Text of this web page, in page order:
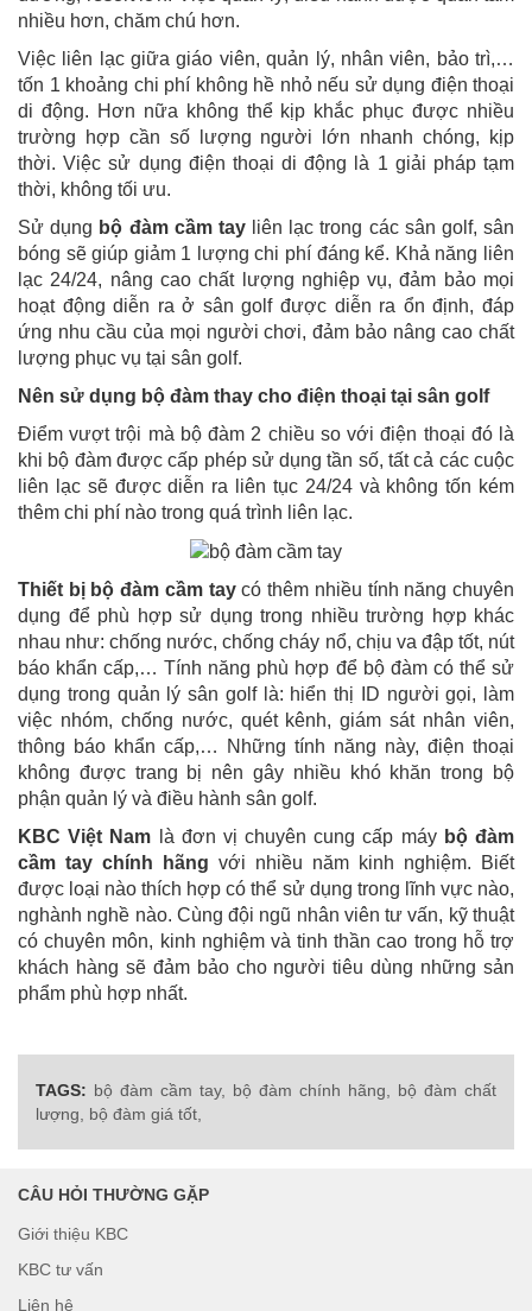
nhiều hơn, chăm chú hơn.
Việc liên lạc giữa giáo viên, quản lý, nhân viên, bảo trì,…
tốn 1 khoảng chi phí không hề nhỏ nếu sử dụng điện thoại
di động. Hơn nữa không thể kịp khắc phục được nhiều
trường hợp cần số lượng người lớn nhanh chóng, kịp
thời. Việc sử dụng điện thoại di động là 1 giải pháp tạm
thời, không tối ưu.
Sử dụng bộ đàm cầm tayliên lạc trong các sân golf, sân
bóng sẽ giúp giảm 1 lượng chi phí đáng kể. Khả năng liên
lạc 24/24, nâng cao chất lượng nghiệp vụ, đảm bảo mọi
hoạt động diễn ra ở sân golf được diễn ra ổn định, đáp
ứng nhu cầu của mọi người chơi, đảm bảo nâng cao chất
lượng phục vụ tại sân golf.
Nên sử dụng bộ đàm thay cho điện thoại tại sân golf
Điểm vượt trội mà bộ đàm 2 chiều so với điện thoại đó là
khi bộ đàm được cấp phép sử dụng tần số, tất cả các cuộc
liên lạc sẽ được diễn ra liên tục 24/24 và không tốn kém
thêm chi phí nào trong quá trình liên lạc.
Thiết bị bộ đàm cầm taycó thêm nhiều tính năng chuyên
dụng để phù hợp sử dụng trong nhiều trường hợp khác
nhau như: chống nước, chống cháy nổ, chịu va đập tốt, nút
báo khẩn cấp,… Tính năng phù hợp để bộ đàm có thể sử
dụng trong quản lý sân golf là: hiển thị ID người gọi, làm
việc nhóm, chống nước, quét kênh, giám sát nhân viên,
thông báo khẩn cấp,… Những tính năng này, điện thoại
không được trang bị nên gây nhiều khó khăn trong bộ
phận quản lý và điều hành sân golf.
KBC Việt Nam
là đơn vị chuyên cung cấp máy bộ đàm
cầm tay chính hãng với nhiều năm kinh nghiệm. Biết
được loại nào thích hợp có thể sử dụng trong lĩnh vực nào,
nghành nghề nào. Cùng đội ngũ nhân viên tư vấn, kỹ thuật
có chuyên môn, kinh nghiệm và tinh thần cao trong hỗ trợ
khách hàng sẽ đảm bảo cho người tiêu dùng những sản
phẩm phù hợp nhất.
TAGS: bộ đàm cầm tay, bộ đàm chính hãng,
bộ đàm chất
lượng,
bộ đàm giá tốt,
CÂU HỎI THƯỜNG GẶP
Giới thiệu KBC
KBC tư vấn
Liên hệ